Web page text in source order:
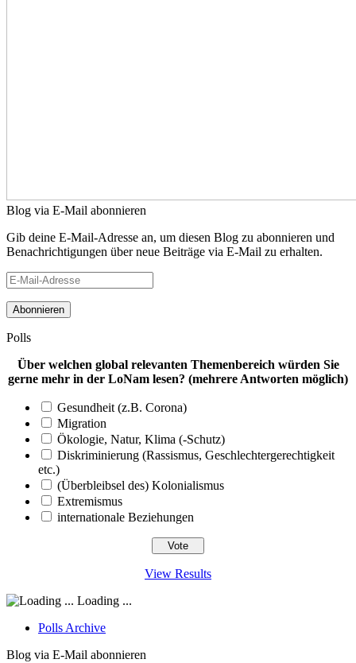
Blog via E-Mail abonnieren
Gib deine E-Mail-Adresse an, um diesen Blog zu abonnieren und
Benachrichtigungen über neue Beiträge via E-Mail zu erhalten.
E-
Mail-
Adresse
Polls
Über welchen global relevanten Themenbereich würden Sie
gerne mehr in der LoNam lesen? (mehrere Antworten möglich)
Gesundheit (z.B. Corona)
Migration
Ökologie, Natur, Klima (-Schutz)
Diskriminierung (Rassismus, Geschlechtergerechtigkeit
etc.)
(Überbleibsel des) Kolonialismus
Extremismus
internationale Beziehungen
View Results
Loading ...
Polls Archive
Blog via E-Mail abonnieren